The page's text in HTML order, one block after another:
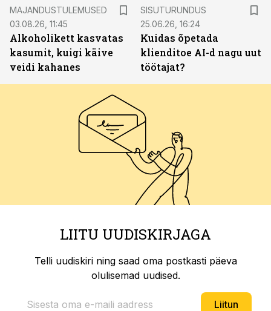
MAJANDUSTULEMUSED
03.08.26, 11:45
Alkoholikett kasvatas
kasumit, kuigi käive
veidi kahanes
SISUTURUNDUS
25.06.26, 16:24
Kuidas õpetada
klienditoe AI-d nagu uut
töötajat?
LIITU UUDISKIRJAGA
Telli uudiskiri ning saad oma postkasti päeva
olulisemad uudised.
Liitun